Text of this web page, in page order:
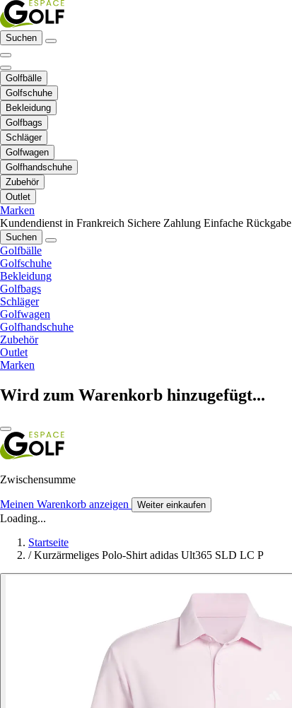
Suchen
Golfbälle
Golfschuhe
Bekleidung
Golfbags
Schläger
Golfwagen
Golfhandschuhe
Zubehör
Outlet
Marken
Kundendienst in Frankreich Sichere Zahlung Einfache Rückgabe
Suchen
Golfbälle
Golfschuhe
Bekleidung
Golfbags
Schläger
Golfwagen
Golfhandschuhe
Zubehör
Outlet
Marken
Wird zum Warenkorb hinzugefügt...
Zwischensumme
Meinen Warenkorb anzeigen Weiter einkaufen
Loading...
Startseite
/ Kurzärmeliges Polo-Shirt adidas Ult365 SLD LC P